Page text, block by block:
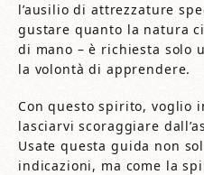
l’ausilio di attrezzature
gustare quanto la natura
di mano – è richiesta solo
la volontà di apprendere.
Con questo spirito, voglio
lasciarvi scoraggiare
Usate questa guida non
indicazioni, ma come la